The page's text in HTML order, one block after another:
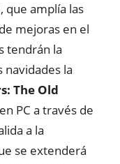
que amplía las
mejoras en el
tendrán la
la
The Old
en PC a través de
a la
se extenderá